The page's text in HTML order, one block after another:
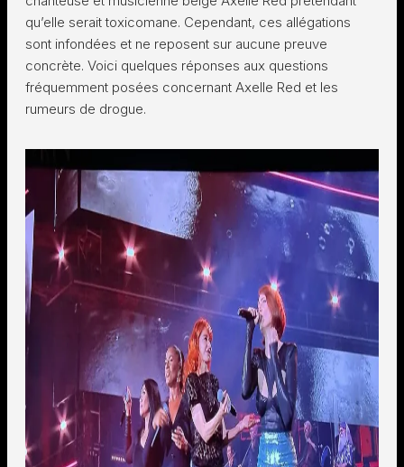
qu’elle serait toxicomane. Cependant, ces allégations
sont infondées et ne reposent sur aucune preuve
concrète. Voici quelques réponses aux questions
fréquemment posées concernant Axelle Red et les
rumeurs de drogue.